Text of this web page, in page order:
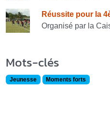
Réussite pour la
Organisé par la
Mots-clés
Jeunesse Moments forts